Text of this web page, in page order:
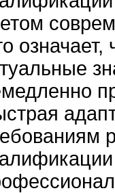
означает,